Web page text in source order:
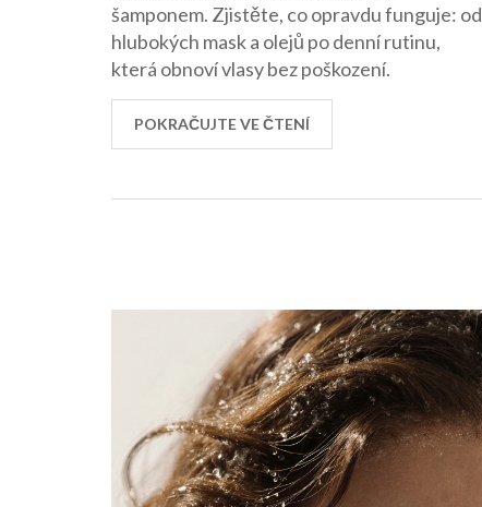
šamponem. Zjistěte, co opravdu funguje: od
hlubokých mask a olejů po denní rutinu,
která obnoví vlasy bez poškození.
POKRAČUJTE VE ČTENÍ